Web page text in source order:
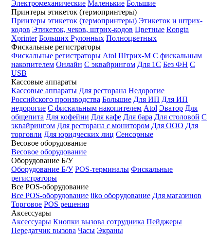
Электромеханические Маленькие Большие
Принтеры этикеток (термопринтеры)
Принтеры этикеток (термопринтеры) Этикеток и штрих-
кодов Этикеток, чеков, штрих-кодов Цветные Rongta
Xprinter Больших Рулонных Полноцветных
Фискальные регистраторы
Фискальные регистраторы Atol Штрих-М С фискальным
накопителем Онлайн С эквайрингом Для 1С Без ФН С
USB
Кассовые аппараты
Кассовые аппараты Для ресторана Недорогие
Российского производства Большие Для ИП Для ИП
недорогие С фискальным накопителем Atol Эватор Для
общепита Для кофейни Для кафе Для бара Для столовой С
эквайрингом Для ресторана с монитором Для ООО Для
торговли Для юридческих лиц Сенсорные
Весовое оборудование
Весовое оборудование
Оборудование Б/У
Оборудование Б/У POS-терминалы Фискальные
регистраторы
Все POS-оборудование
Все POS-оборудование iiko оборудование Для магазинов
Торговое POS решения
Аксессуары
Аксессуары Кнопки вызова сотрудника Пейджеры
Передатчик вызова Часы Экраны